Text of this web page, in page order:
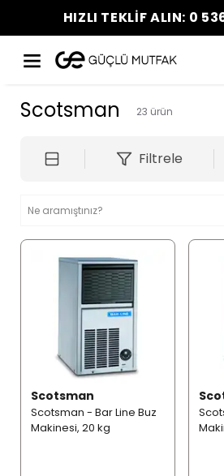
HIZLI TEKLİF ALIN: 0
Scotsman 23 ürün
Filtrele
Scotsman
Scotsman - Bar Line Buz
Makinesi, 20 kg